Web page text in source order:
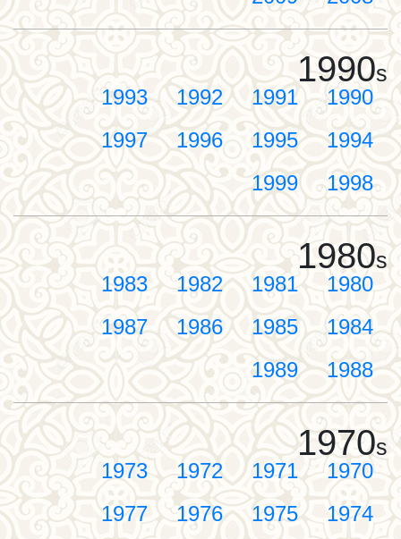
1990s
1990
1991
1992
1993
1994
1995
1996
1997
1998
1999
1980s
1980
1981
1982
1983
1984
1985
1986
1987
1988
1989
1970s
1970
1971
1972
1973
1974
1975
1976
1977